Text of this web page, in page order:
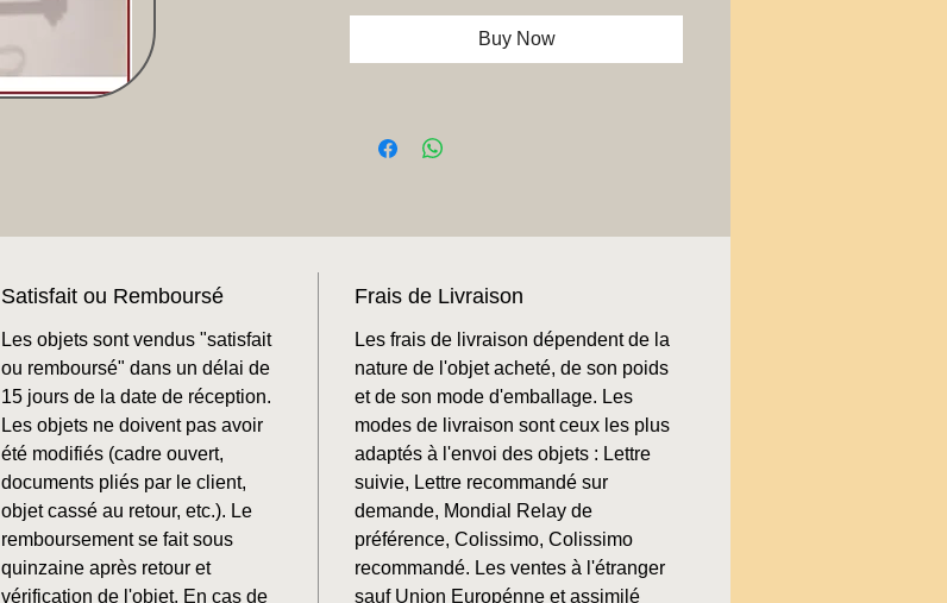
Buy Now
Satisfait ou Remboursé
Les objets sont vendus "satisfait
ou remboursé" dans un délai de
15 jours de la date de réception.
Les objets ne doivent pas avoir
été modifiés (cadre ouvert,
documents pliés par le client,
objet cassé au retour, etc.). Le
remboursement se fait sous
quinzaine après retour et
vérification de l'objet. En cas de
Frais de Livraison
Les frais de livraison dépendent de la
nature de l'objet acheté, de son poids
et de son mode d'emballage. Les
modes de livraison sont ceux les plus
adaptés à l'envoi des objets : Lettre
suivie, Lettre recommandé sur
demande, Mondial Relay de
préférence, Colissimo, Colissimo
recommandé. Les ventes à l'étranger
sauf Union Europénne et assimilé